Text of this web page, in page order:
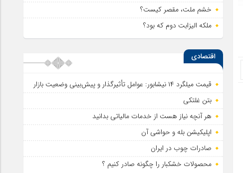
خشم ملت، مقصر کیست؟
ملکه الیزابت دوم که بود؟
اقتصادی
قیمت میلگرد ۱۴ نیشابور: عوامل تأثیرگذار و پیش‌بینی وضعیت بازار
بتن غلتکی
هر آنچه نیاز هست از خدمات مالیاتی بدانید
اپلیکیشن بله و حواشی آن
صادرات چوب در ایران
محصولات خشکبار را چگونه صادر کنیم ؟